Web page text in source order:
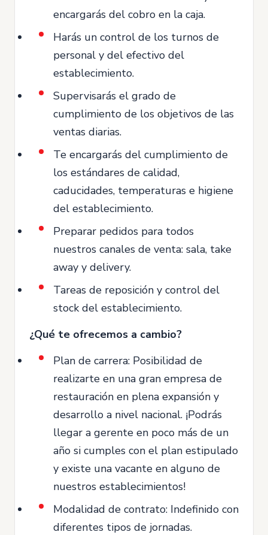
encargarás del cobro en la caja.
Harás un control de los turnos de
personal y del efectivo del
establecimiento.
Supervisarás el grado de
cumplimiento de los objetivos de las
ventas diarias.
Te encargarás del cumplimiento de
los estándares de calidad,
caducidades, temperaturas e higiene
del establecimiento.
Preparar pedidos para todos
nuestros canales de venta: sala, take
away y delivery.
Tareas de reposición y control del
stock del establecimiento.
¿Qué te ofrecemos a cambio?
Plan de carrera: Posibilidad de
realizarte en una gran empresa de
restauración en plena expansión y
desarrollo a nivel nacional. ¡Podrás
llegar a gerente en poco más de un
año si cumples con el plan estipulado
y existe una vacante en alguno de
nuestros establecimientos!
Modalidad de contrato: Indefinido con
diferentes tipos de jornadas.